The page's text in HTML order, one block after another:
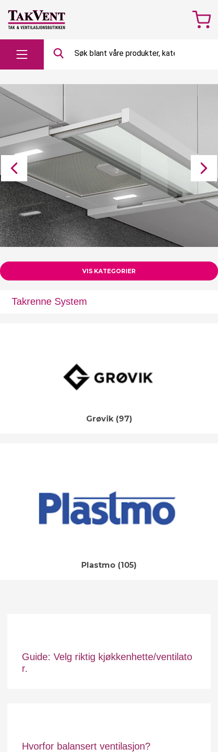
Søk
VIS KATEGORIER
Takrenne System
Grøvik (97)
Plastmo (105)
Guide: Velg riktig kjøkkenhette/ventilato
r.
Hvorfor balansert ventilasjon?